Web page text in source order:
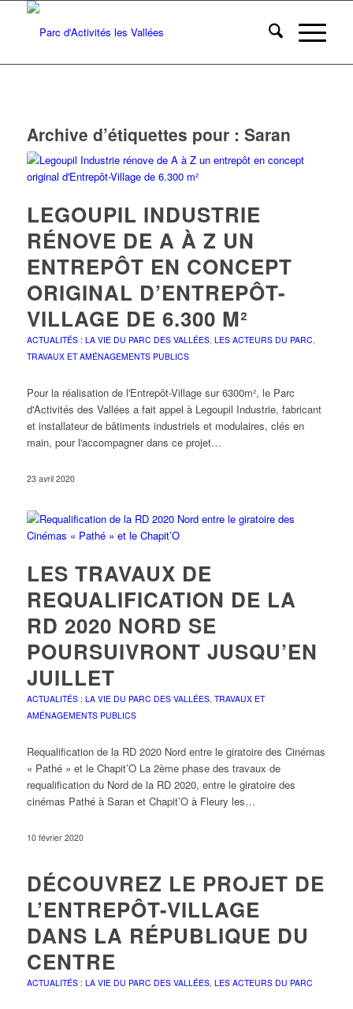
Archive d’étiquettes pour : Saran
LEGOUPIL INDUSTRIE
RÉNOVE DE A À Z UN
ENTREPÔT EN CONCEPT
ORIGINAL D’ENTREPÔT-
VILLAGE DE 6.300 M²
ACTUALITÉS : LA VIE DU PARC DES VALLÉES, LES ACTEURS DU PARC,
TRAVAUX ET AMÉNAGEMENTS PUBLICS
Pour la réalisation de l'Entrepôt-Village sur 6300m², le Parc
d'Activités des Vallées a fait appel à Legoupil Industrie, fabricant
et installateur de bâtiments industriels et modulaires, clés en
main, pour l'accompagner dans ce projet…
23 avril 2020
LES TRAVAUX DE
REQUALIFICATION DE LA
RD 2020 NORD SE
POURSUIVRONT JUSQU’EN
JUILLET
ACTUALITÉS : LA VIE DU PARC DES VALLÉES, TRAVAUX ET
AMÉNAGEMENTS PUBLICS
Requalification de la RD 2020 Nord entre le giratoire des Cinémas
« Pathé » et le Chapit’O La 2ème phase des travaux de
requalification du Nord de la RD 2020, entre le giratoire des
cinémas Pathé à Saran et Chapit’O à Fleury les…
10 février 2020
DÉCOUVREZ LE PROJET DE
L’ENTREPÔT-VILLAGE
DANS LA RÉPUBLIQUE DU
CENTRE
ACTUALITÉS : LA VIE DU PARC DES VALLÉES, LES ACTEURS DU PARC